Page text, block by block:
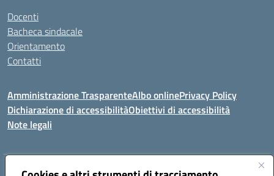
Docenti
Bacheca sindacale
Orientamento
Contatti
Amministrazione TrasparenteAlbo onlinePrivacy Policy
Dichiarazione di accessibilitàObiettivi di accessibilità
Note legali
Indirizzo:Viale P. Togliatti snc 67039 Sulmona (AQ)